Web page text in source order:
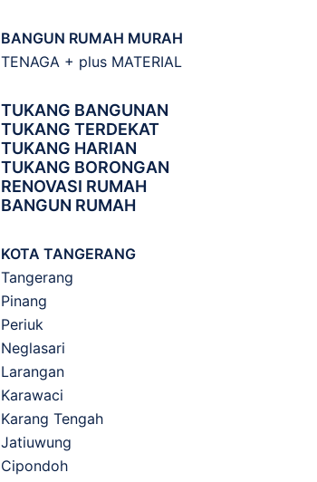
BANGUN RUMAH MURAH
TENAGA + plus MATERIAL
TUKANG BANGUNAN
TUKANG TERDEKAT
TUKANG HARIAN
TUKANG BORONGAN
RENOVASI RUMAH
BANGUN RUMAH
KOTA TANGERANG
Tangerang
Pinang
Periuk
Neglasari
Larangan
Karawaci
Karang Tengah
Jatiuwung
Cipondoh